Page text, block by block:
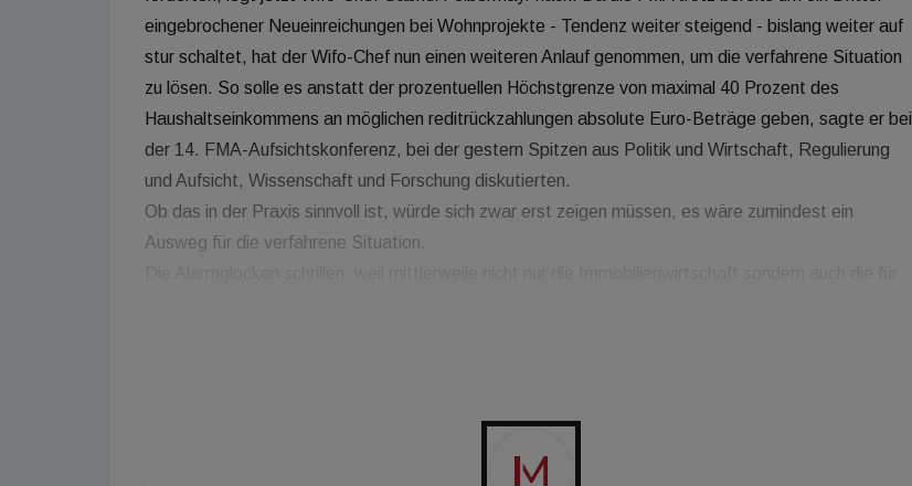
eingebrochener Neueinreichungen bei Wohnprojekte - Tendenz weiter steigend - bislang weiter auf
stur schaltet, hat der Wifo-Chef nun einen weiteren Anlauf genommen, um die verfahrene Situation
zu lösen. So solle es anstatt der prozentuellen Höchstgrenze von maximal 40 Prozent des
Haushaltseinkommens an möglichen reditrückzahlungen absolute Euro-Beträge geben, sagte er bei
der 14. FMA-Aufsichtskonferenz, bei der gestern Spitzen aus Politik und Wirtschaft, Regulierung
und Aufsicht, Wissenschaft und Forschung diskutierten.
Ob das in der Praxis sinnvoll ist, würde sich zwar erst zeigen müssen, es wäre zumindest ein
Ausweg für die verfahrene Situation.